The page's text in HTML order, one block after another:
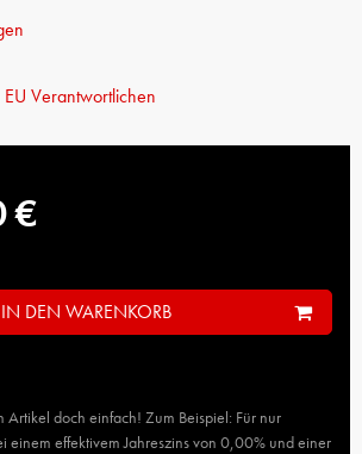
Verantwortlichen
€
IN DEN WARENKORB
Artikel doch einfach! Zum Beispiel: Für nur
effektivem Jahreszins von 0,00% und einer